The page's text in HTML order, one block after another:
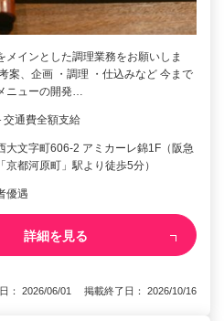
メインとした調理業務をお願いしま
案、企画 ・調理 ・仕込みなど 今まで
ニューの開発…
交通費全額支給
大文字町606-2 アミカーレ錦1F（阪急
都河原町」駅より徒歩5分）
優遇
詳細を見る
： 2026/06/01 掲載終了日： 2026/10/16